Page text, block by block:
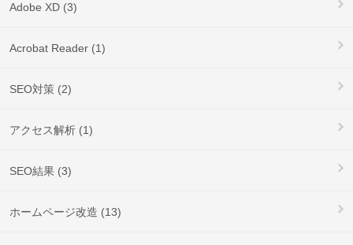
Adobe XD (3)
Acrobat Reader (1)
SEO対策 (2)
アクセス解析 (1)
SEO結果 (3)
ホームページ改造 (13)